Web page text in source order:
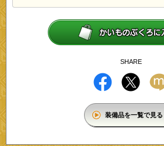
SHARE
装備品を一覧で見る